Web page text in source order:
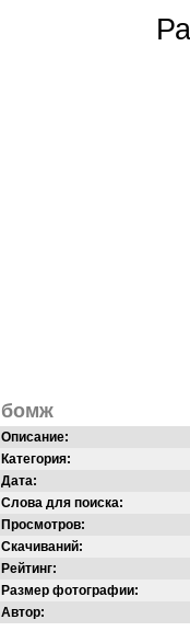
бомж
Описание:
Категория:
Дата:
Слова для поиска:
Просмотров:
Скачиваний:
Рейтинг:
Размер фотографии:
Автор: